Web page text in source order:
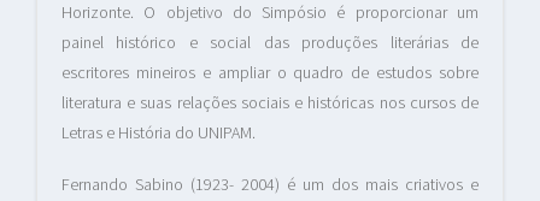
Horizonte. O objetivo do Simpósio é proporcionar um
painel histórico e social das produções literárias de
escritores mineiros e ampliar o quadro de estudos sobre
literatura e suas relações sociais e históricas nos cursos de
Letras e História do UNIPAM.
Fernando Sabino (1923- 2004) é um dos mais criativos e